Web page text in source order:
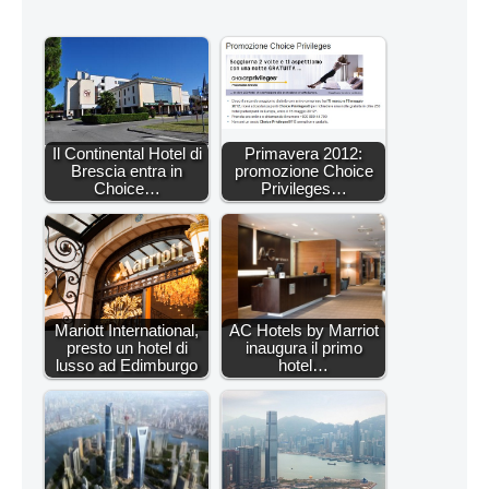
Il Continental Hotel di
Brescia entra in
Choice…
Primavera 2012:
promozione Choice
Privileges…
Mariott International,
presto un hotel di
lusso ad Edimburgo
AC Hotels by Marriot
inaugura il primo
hotel…